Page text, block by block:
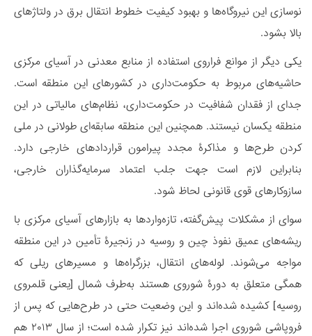
نوسازی این نیروگاه‌ها و بهبود کیفیت خطوط انتقال برق در ولتاژهای
بالا بشود.
یکی دیگر از موانع فراروی استفاده از منابع معدنی در آسیای مرکزی
حاشیه‌های مربوط به حکومت‌داری در کشورهای این منطقه است.
جدای از فقدان شفافیت در حکومت‌داری، نظام‌های مالیاتی در این
منطقه یکسان نیستند. همچنین این منطقه سابقه‌ای طولانی در ملی
کردن طرح‌ها و مذاکرۀ مجدد پیرامون قراردادهای خارجی دارد.
بنابراین لازم است جهت جلب اعتماد سرمایه‌گذاران خارجی،
سازوکارهای قوی قانونی لحاظ شود.
سوای از مشکلات پیش‌گفته، تازه‌واردها به بازارهای آسیای مرکزی با
ریشه‌های عمیق نفوذ چین و روسیه در زنجیرۀ تأمین در این منطقه
مواجه می‌شوند. لوله‌های انتقال، بزرگراه‌ها و مسیرهای ریلی که
همگی متعلق به دورۀ شوروی هستند به‌طرف شمال [یعنی قلمروی
روسیه] کشیده شده‌اند و این وضعیت حتی در طرح‌هایی که پس از
فروپاشی شوروی اجرا شده‌اند نیز تکرار شده است؛ از سال ۲۰۱۳ هم